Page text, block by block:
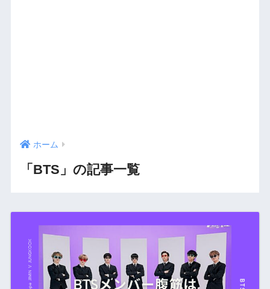
ホーム
「BTS」の記事一覧